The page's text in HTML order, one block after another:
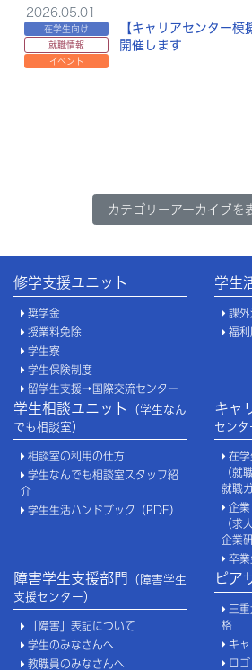
2026.05.01
在学生向け
就職情報
イベント
【キャリアセンター模
開催します
カテゴリーアーカイブを
修学支援ユニット
奨学金
授業料免除
学生寮
学生保険制度
留学生支援→国際交流センター
学生
課
福利
学生相談ユニット
（学生なん
でも相談室）
相談室の利用の仕方
学生なんでも相談室スタッフ紹
介
学生生活ハンドブック（PDF）
キャ
センタ
在学
（就
就職
企業
（求
企業
卒業
障害学生支援部門
（障害学生
支援センター）
「障害」表記について
学生のみなさんへ
教職員のみなさんへ
ピア
三
格
キ
ロ